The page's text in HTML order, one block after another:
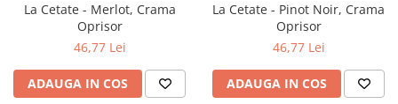
La Cetate - Merlot, Crama
Oprisor
46,77 Lei
ADAUGA IN COS
La Cetate - Pinot Noir, Crama
Oprisor
46,77 Lei
ADAUGA IN COS